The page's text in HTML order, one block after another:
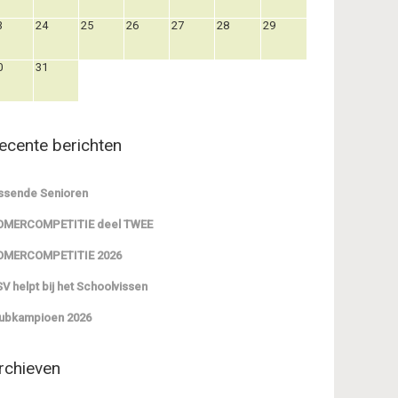
24 25 26 27 28 29
31
berichten
Senioren
deel TWEE
2026
helpt bij het Schoolvissen
2026